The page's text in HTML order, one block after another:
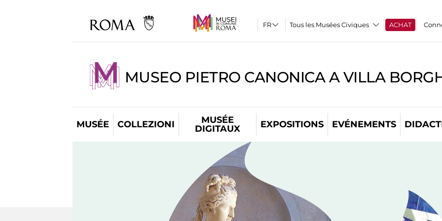
Tous les Musées Civiques ACHAT
MUSEO PIETRO CANONICA A VILLA
MUSÉE COLLEZIONI
MUSÉE
DIGITAUX
EXPOSITIONS EVÉNEMENTS